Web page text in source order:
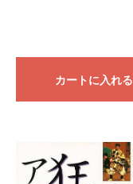
カートに入れる